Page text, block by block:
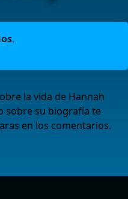
.
la vida de Hannah
sobre su biografía te
en los comentarios.